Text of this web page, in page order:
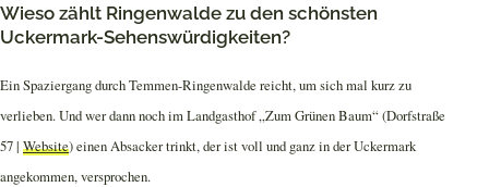
Wieso zählt Ringenwalde zu den schönsten
Uckermark-Sehenswürdigkeiten?
Ein Spaziergang durch Temmen-Ringenwalde reicht, um sich mal kurz zu
verlieben. Und wer dann noch im Landgasthof „Zum Grünen Baum“ (Dorfstraße
57 | Website) einen Absacker trinkt, der ist voll und ganz in der Uckermark
angekommen, versprochen.